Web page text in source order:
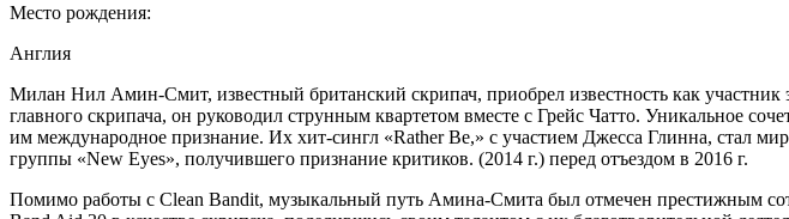
Место рождения:
Англия
Милан Нил Амин-Смит, известный британский скрипач, приобрел известность как
главного скрипача, он руководил струнным квартетом вместе с Грейс Чатто. Уникальное
им международное признание. Их хит-сингл «Rather Be,» с участием Джесса Глинна, стал
группы «New Eyes», получившего признание критиков. (2014 г.) перед отъездом в 2016 г.
Помимо работы с Clean Bandit, музыкальный путь Амина-Смита был отмечен престижным